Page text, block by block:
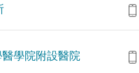
學院附設醫院